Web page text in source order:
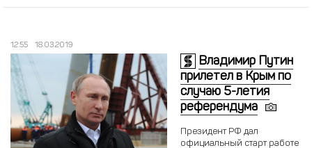
12:55 18.03.2019
Владимир Путин
прилетел в Крым по
случаю 5-летия
референдума
Президент РФ дал
официальный старт работе